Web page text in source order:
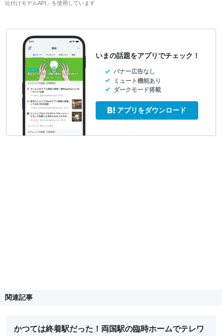
位付けモデルAPI」を使用しています
いまの話題をアプリでチェック！
バナー広告なし
ミュート機能あり
ダークモード搭載
アプリをダウンロード
関連記事
かつては終着駅だった！両国駅の臨時ホームでテレワ